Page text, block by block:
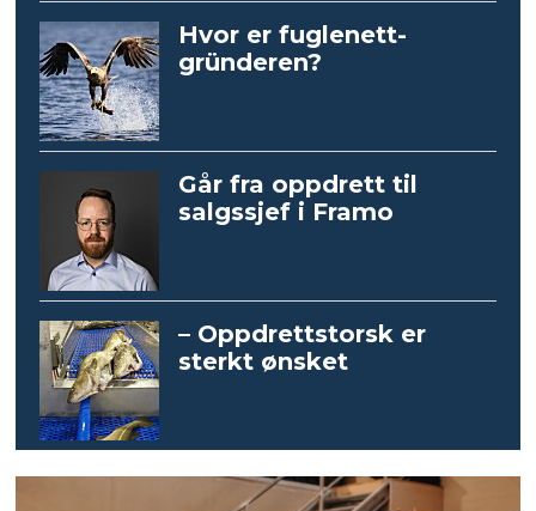
Hvor er fuglenett-
gründeren?
Går fra oppdrett til
salgssjef i Framo
– Oppdrettstorsk er
sterkt ønsket